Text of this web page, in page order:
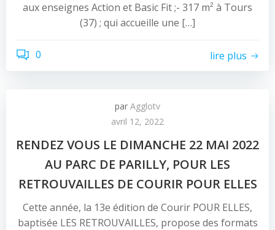
aux enseignes Action et Basic Fit ;- 317 m² à Tours
(37) ; qui accueille une […]
0 lire plus
par Agglotv
avril 12, 2022
RENDEZ VOUS LE DIMANCHE 22 MAI 2022
AU PARC DE PARILLY, POUR LES
RETROUVAILLES DE COURIR POUR ELLES
Cette année, la 13e édition de Courir POUR ELLES,
baptisée LES RETROUVAILLES, propose des formats